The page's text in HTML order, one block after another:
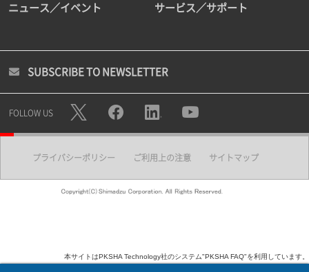
ニュース／イベント サービス／サポート
SUBSCRIBE TO NEWSLETTER
FOLLOW US
プライバシーポリシー ご利用上の注意 サイトマップ
本サイトはPKSHA Technology社のシステム"PKSHA FAQ"を利用しています。